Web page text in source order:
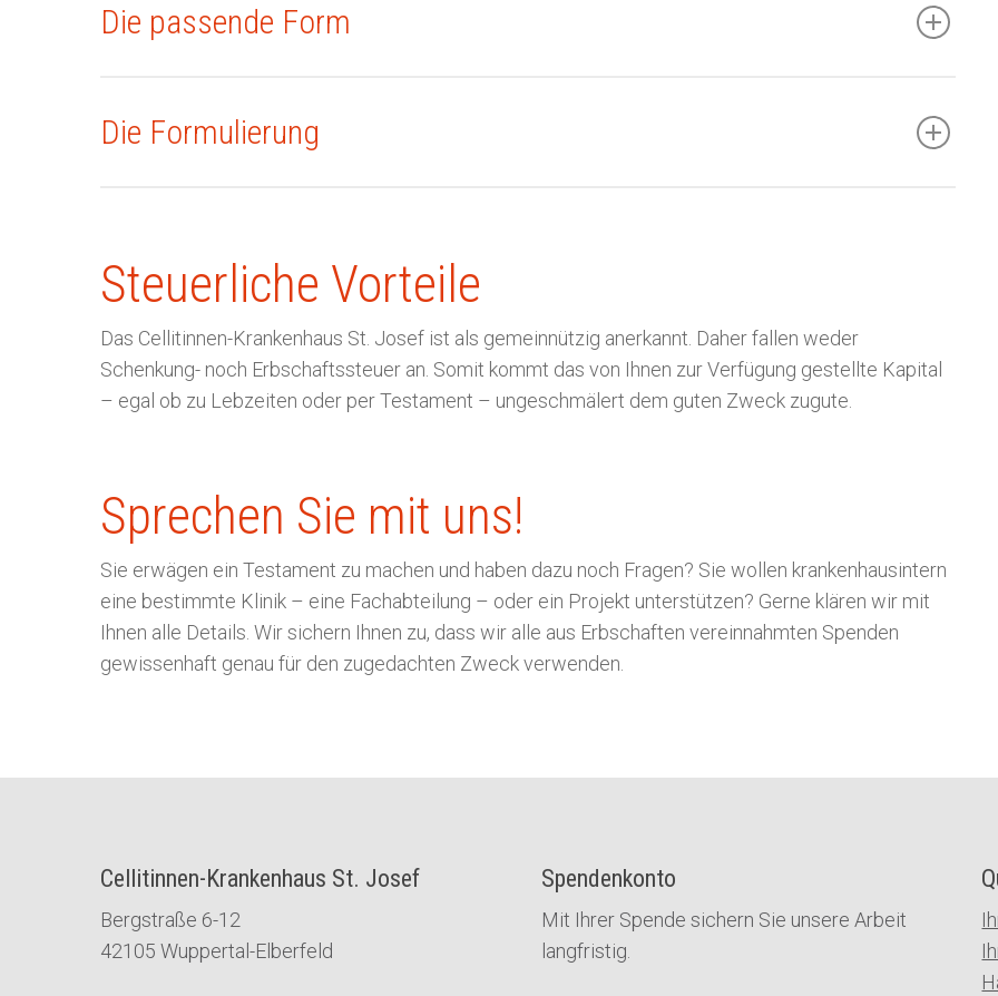
Die passende Form
Die Formulierung
Steuerliche Vorteile
Das Cellitinnen-Krankenhaus St. Josef ist als gemeinnützig anerkannt. Daher fallen weder
Schenkung- noch Erbschaftssteuer an. Somit kommt das von Ihnen zur Verfügung gestellte Kapital
– egal ob zu Lebzeiten oder per Testament – ungeschmälert dem guten Zweck zugute.
Sprechen Sie mit uns!
Sie erwägen ein Testament zu machen und haben dazu noch Fragen? Sie wollen krankenhausintern
eine bestimmte Klinik – eine Fachabteilung – oder ein Projekt unterstützen? Gerne klären wir mit
Ihnen alle Details. Wir sichern Ihnen zu, dass wir alle aus Erbschaften vereinnahmten Spenden
gewissenhaft genau für den zugedachten Zweck verwenden.
Cellitinnen-Krankenhaus St. Josef
Bergstraße 6-12
42105 Wuppertal-Elberfeld
Spendenkonto
Mit Ihrer Spende sichern Sie unsere Arbeit
langfristig.